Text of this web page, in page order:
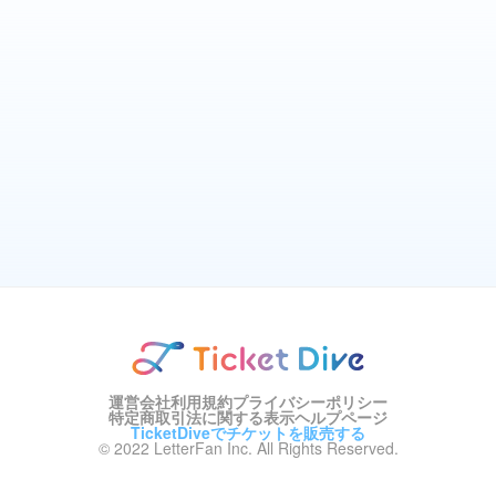
運営会社利用規約プライバシーポリシー
特定商取引法に関する表示ヘルプページ
TicketDiveでチケットを販売する
© 2022 LetterFan Inc. All Rights Reserved.